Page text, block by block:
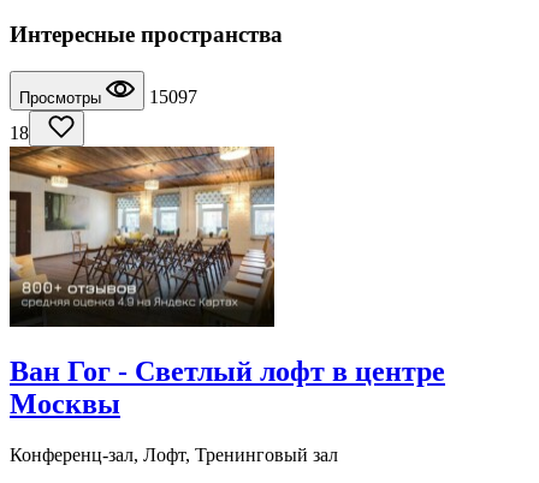
Интересные пространства
Просмотры
15097
18
Ван Гог - Светлый лофт в центре
Москвы
Конференц-зал, Лофт, Тренинговый зал